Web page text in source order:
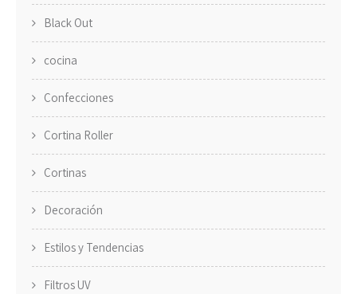
Black Out
cocina
Confecciones
Cortina Roller
Cortinas
Decoración
Estilos y Tendencias
Filtros UV